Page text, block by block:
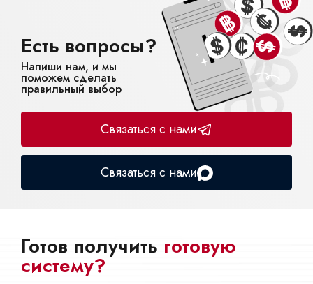
Связаться с нами
Связаться с нами
Есть вопросы?
Напиши нам, и мы
поможем сделать
правильный выбор
Готов получить готовую
систему?